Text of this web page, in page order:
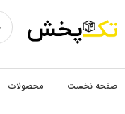
صفحه نخست محصولات